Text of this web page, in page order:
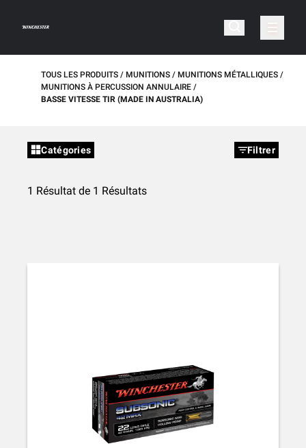
TOUS LES PRODUITS MUNITIONS
MUNITIONS MÉTALLIQUES
MUNITIONS À PERCUSSION ANNULAIRE
BASSE VITESSE TIR (MADE IN AUSTRALIA)
Catégories Filtrer
1 Résultat de 1 Résultats